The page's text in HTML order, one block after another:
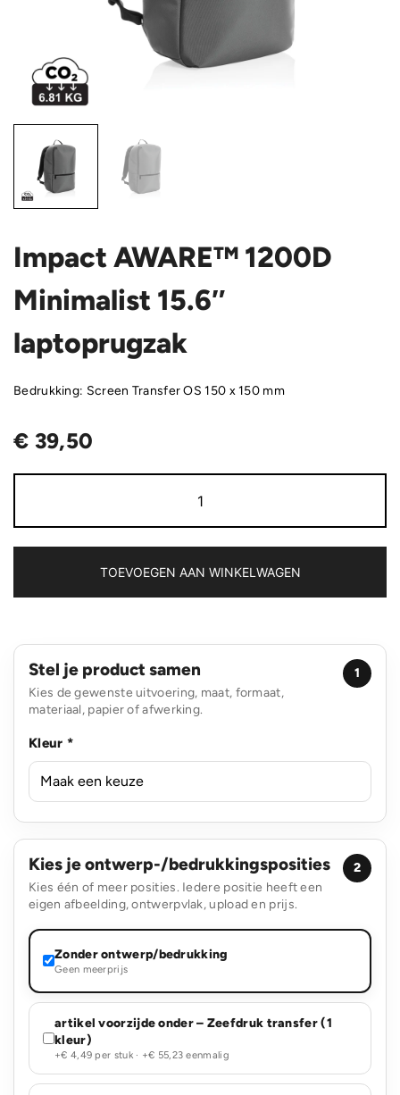
Impact AWARE™ 1200D
Minimalist 15.6″
laptoprugzak
Bedrukking: Screen Transfer OS 150 x 150 mm
€ 39,50
AWARE™
15.6"
laptoprugzak
TOEVOEGEN AAN WINKELWAGEN
Stel je product samen
Kies de gewenste uitvoering, maat, formaat,
materiaal, papier of afwerking.
1
Kleur *
Kies je ontwerp-/bedrukkingsposities
Kies één of meer posities. Iedere positie heeft een
eigen afbeelding, ontwerpvlak, upload en prijs.
2
Zonder ontwerp/bedrukking
Geen meerprijs
artikel voorzijde onder – Zeefdruk transfer (1
kleur)
+€ 4,49 per stuk · +€ 55,23 eenmalig